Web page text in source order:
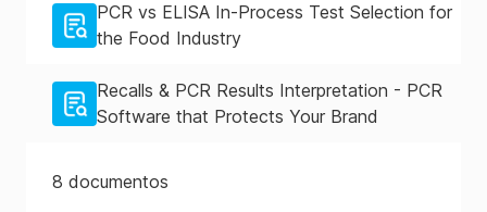
PCR vs ELISA In-Process Test Selection for
the Food Industry
Recalls & PCR Results Interpretation - PCR
Software that Protects Your Brand
8 documentos